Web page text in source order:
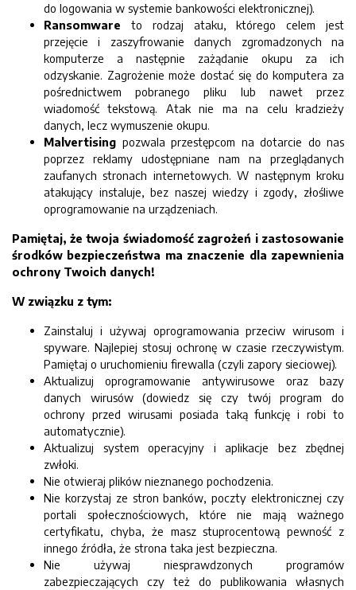
do logowania w systemie bankowości elektronicznej).
Ransomware to rodzaj ataku, którego celem jest
przejęcie i zaszyfrowanie danych zgromadzonych na
komputerze a następnie zażądanie okupu za ich
odzyskanie. Zagrożenie może dostać się do komputera za
pośrednictwem pobranego pliku lub nawet przez
wiadomość tekstową. Atak nie ma na celu kradzieży
danych, lecz wymuszenie okupu.
Malvertising pozwala przestępcom na dotarcie do nas
poprzez reklamy udostępniane nam na przeglądanych
zaufanych stronach internetowych. W następnym kroku
atakujący instaluje, bez naszej wiedzy i zgody, złośliwe
oprogramowanie na urządzeniach.
Pamiętaj, że twoja świadomość zagrożeń i zastosowanie
środków bezpieczeństwa ma znaczenie dla zapewnienia
ochrony Twoich danych!
W związku z tym:
Zainstaluj i używaj oprogramowania przeciw wirusom i
spyware. Najlepiej stosuj ochronę w czasie rzeczywistym.
Pamiętaj o uruchomieniu firewalla (czyli zapory sieciowej).
Aktualizuj oprogramowanie antywirusowe oraz bazy
danych wirusów (dowiedz się czy twój program do
ochrony przed wirusami posiada taką funkcję i robi to
automatycznie).
Aktualizuj system operacyjny i aplikacje bez zbędnej
zwłoki.
Nie otwieraj plików nieznanego pochodzenia.
Nie korzystaj ze stron banków, poczty elektronicznej czy
portali społecznościowych, które nie mają ważnego
certyfikatu, chyba, że masz stuprocentową pewność z
innego źródła, że strona taka jest bezpieczna.
Nie używaj niesprawdzonych programów
zabezpieczających czy też do publikowania własnych